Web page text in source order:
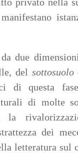
due
del sottosuolo
di questa
di molte
la
dei
letteratura sul